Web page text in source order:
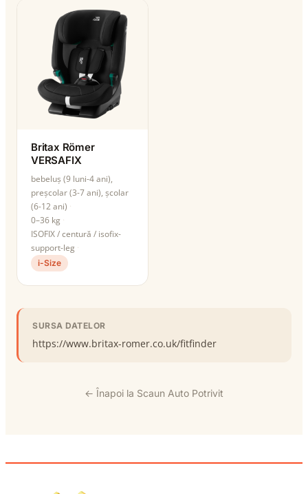
Britax Römer
VERSAFIX
bebeluș (9 luni-4 ani),
preșcolar (3-7 ani), școlar
(6-12 ani)
0–36 kg
ISOFIX / centură / isofix-
support-leg
i-Size
SURSA DATELOR
https://www.britax-romer.co.uk/fitfinder
← Înapoi la Scaun Auto Potrivit